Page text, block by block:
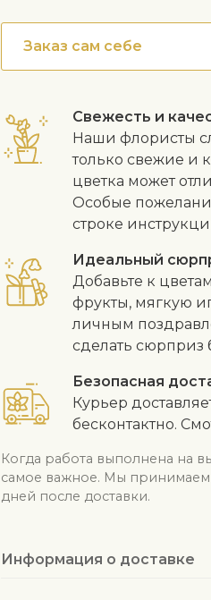
Заказ сам себе
Свежесть и
Наши флористы
только свежие и
цветка может
Особые
строке
Идеальный
Добавьте к
фрукты, мягкую
личным
сделать сюрприз
Безопасная
Курьер
бесконтактно.
Когда работа выполнена на
самое важное. Мы принимаем
дней после доставки.
Информация о доставке